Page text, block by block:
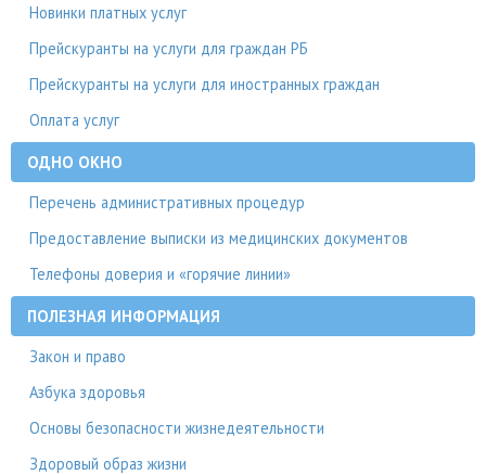
Новинки платных услуг
Прейскуранты на услуги для граждан РБ
Прейскуранты на услуги для иностранных граждан
Оплата услуг
ОДНО ОКНО
Перечень административных процедур
Предоставление выписки из медицинских документов
Телефоны доверия и «горячие линии»
ПОЛЕЗНАЯ ИНФОРМАЦИЯ
Закон и право
Азбука здоровья
Основы безопасности жизнедеятельности
Здоровый образ жизни